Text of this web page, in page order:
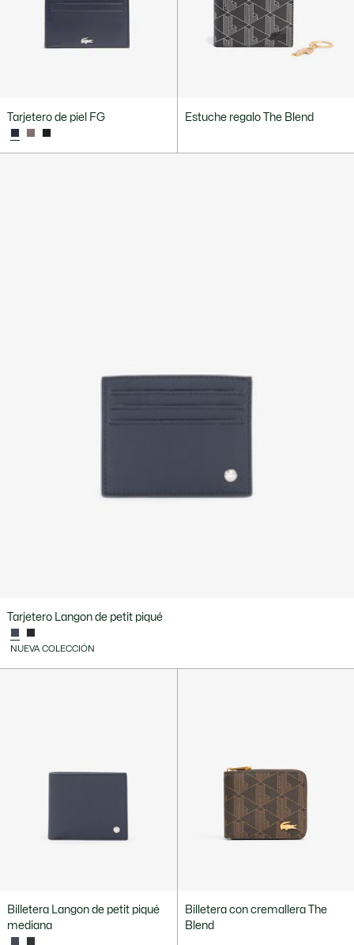
Tarjetero de piel FG Estuche regalo The Blend
Tarjetero Langon de petit piqué
NUEVA COLECCIÓN
Billetera Langon de petit piqué
mediana
Billetera con cremallera The
Blend